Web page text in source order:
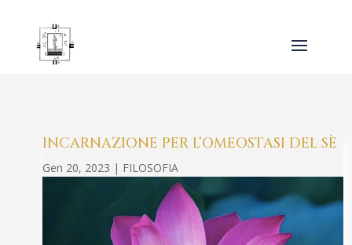
INCARNAZIONE PER L’OMEOSTASI DEL SÈ
Gen 20, 2023 | FILOSOFIA